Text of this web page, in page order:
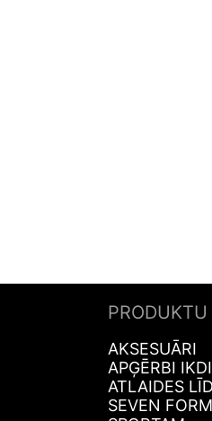
AKSESUĀRI
APĢĒRBI
ATLAIDES
SEVEN